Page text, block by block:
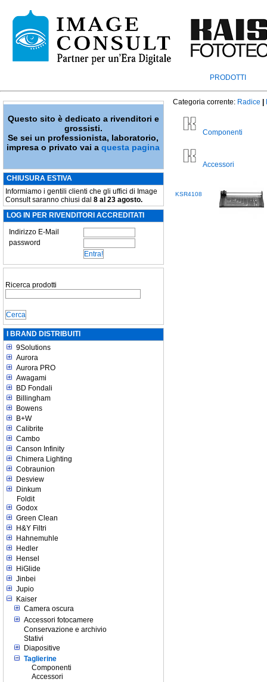
PRODOTTI
Questo sito è dedicato a rivenditori e
grossisti.
Se sei un professionista, laboratorio,
impresa o privato vai aquesta pagina
CHIUSURA ESTIVA
Informiamo i gentili clienti che gli uffici di Image
Consult saranno chiusi dal 8 al 23 agosto.
LOG IN PER RIVENDITORI ACCREDITATI
Indirizzo E-Mail
password
Ricerca prodotti
I BRAND DISTRIBUITI
9Solutions
Aurora
Aurora PRO
Awagami
BD Fondali
Billingham
Bowens
B+W
Calibrite
Cambo
Canson Infinity
Chimera Lighting
Cobraunion
Desview
Dinkum
Foldit
Godox
Green Clean
H&Y Filtri
Hahnemuhle
Hedler
Hensel
HiGlide
Jinbei
Jupio
Kaiser
Camera oscura
Accessori fotocamere
Conservazione e archivio
Stativi
Diapositive
Taglierine
Componenti
Accessori
Categoria corrente: Radice
Componenti
Accessori
KSR4108